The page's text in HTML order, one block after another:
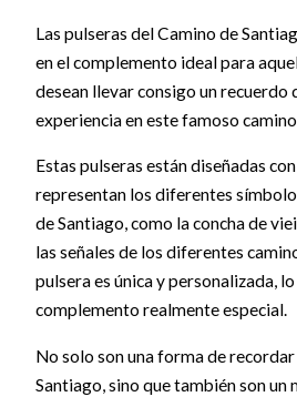
Las pulseras del Camino de
en el complemento ideal para
desean llevar consigo un recuerdo
experiencia en este famoso
Estas pulseras están diseñadas
representan los diferentes
de Santiago, como la concha de
las señales de los diferentes
pulsera es única y personalizada, lo
complemento realmente especial.
No solo son una forma de
Santiago, sino que también son